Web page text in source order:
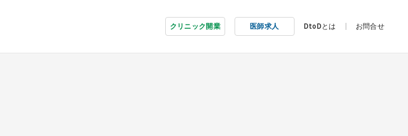
クリニック開業 医師求人 DtoDとは お問合せ